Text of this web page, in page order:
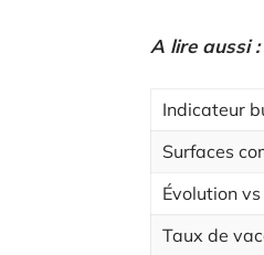
A lire aussi :
Indicateur
Surfaces
Évolution
Taux de